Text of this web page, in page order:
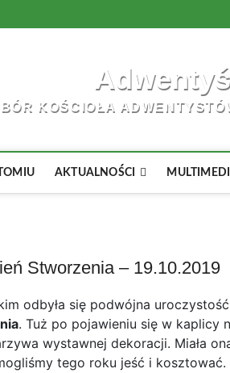
KOŚCIOŁA
AKTUALNOŚCI
Stworzenia – 19.10.2019
odbyła się podwójna
. Tuż po pojawieniu się w kaplicy
wystawnej dekoracji. Miała
tego roku jeść i